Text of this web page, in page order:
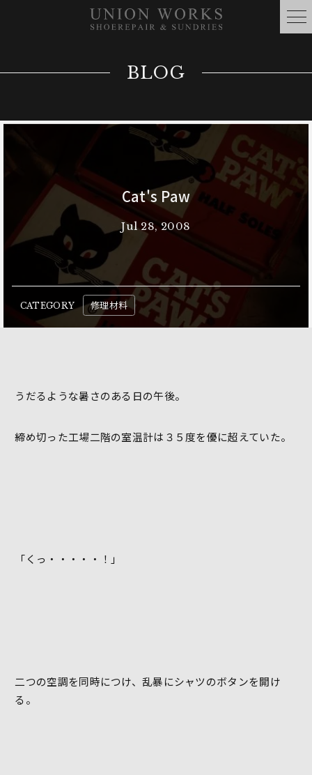
BLOG
Cat's Paw
Jul 28, 2008
CATEGORY 修理材料
うだるような暑さのある日の午後。
締め切った工場二階の室温計は３５度を優に超えていた。
「くっ・・・・・！」
二つの空調を同時につけ、乱暴にシャツのボタンを開け
る。